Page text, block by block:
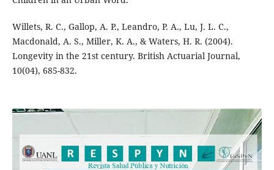
Willets, R. C., Gallop, A. P., Leandro, P. A., Lu, J. L. C.,
Macdonald, A. S., Miller, K. A., & Waters, H. R. (2004).
Longevity in the 21st century. British Actuarial Journal,
10(04), 685-832.